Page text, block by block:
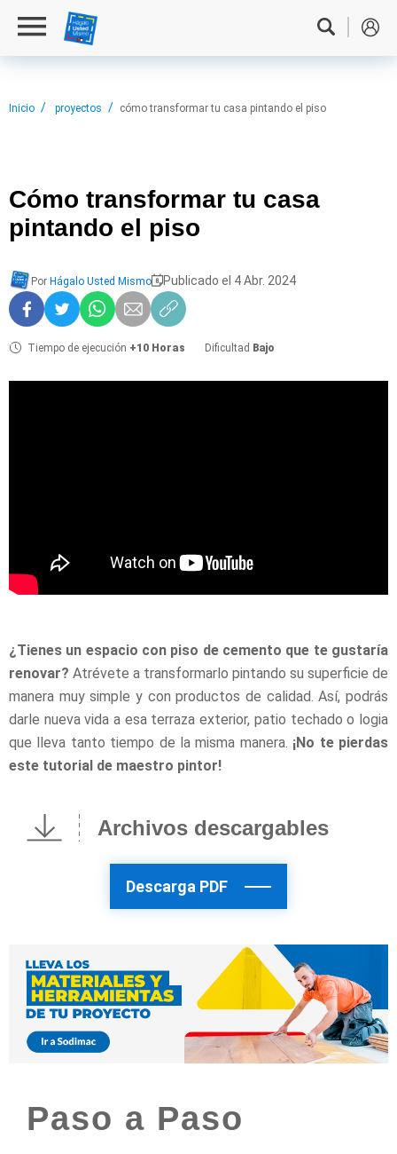
Inicio proyectos cómo transformar tu casa pintando el piso
Cómo transformar tu casa
pintando el piso
Por Hágalo Usted Mismo Publicado el 4 Abr. 2024
Tiempo de ejecución +10 Horas Dificultad Bajo
¿Tienes un espacio con piso de cemento que te gustaría
renovar? Atrévete a transformarlo pintando su superficie de
manera muy simple y con productos de calidad. Así, podrás
darle nueva vida a esa terraza exterior, patio techado o logia
que lleva tanto tiempo de la misma manera. ¡No te pierdas
este tutorial de maestro pintor!
Archivos descargables
Descarga PDF
Paso a Paso